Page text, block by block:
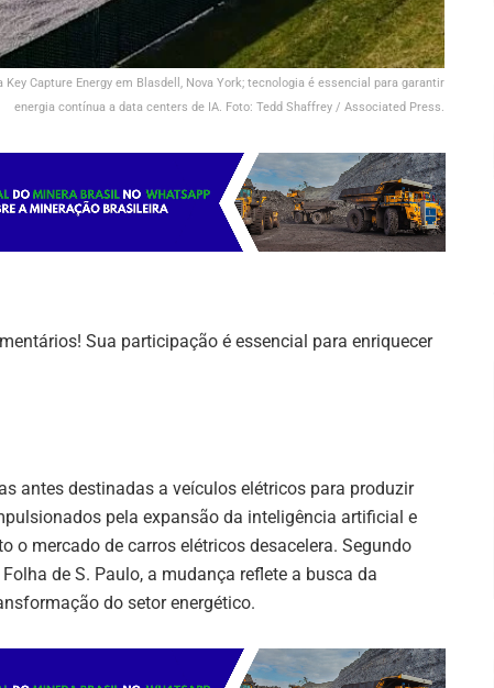
Capture Energy em Blasdell, Nova York; tecnologia é essencial para garantir
energia contínua a data centers de IA. Foto: Tedd Shaffrey / Associated Press.
Sua participação é essencial para enriquecer
antes destinadas a veículos elétricos para produzir
pela expansão da inteligência artificial e
o mercado de carros elétricos desacelera. Segundo
de S. Paulo, a mudança reflete a busca da
do setor energético.